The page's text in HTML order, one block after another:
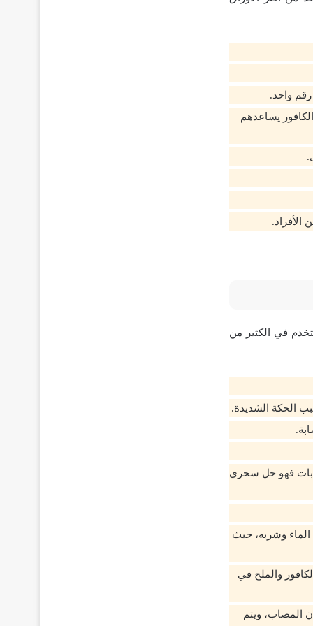
واحد.
يساعدهم
الأفراد.
في الكثير من
الحكة الشديدة.
فهو حل سحري
وشربه، حيث
والملح في
المصاب، ويتم